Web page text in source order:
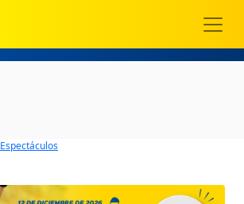
Espectáculos